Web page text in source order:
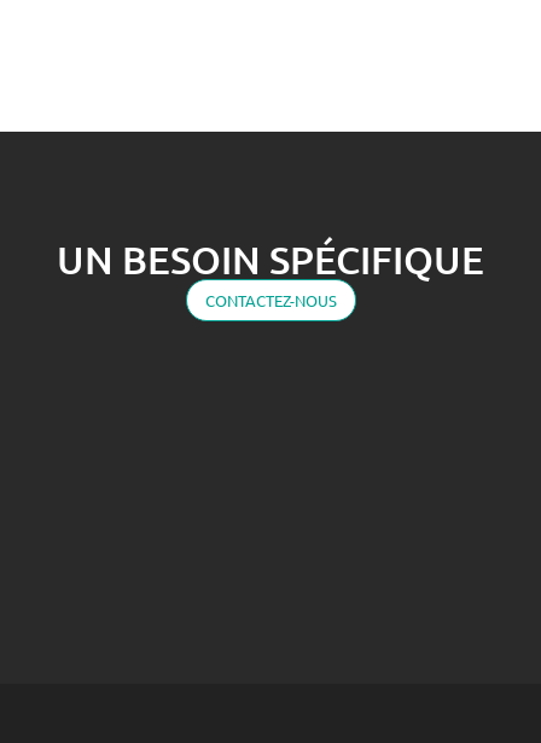
UN BESOIN SPÉCIFIQUE
CONTACTEZ-NOUS